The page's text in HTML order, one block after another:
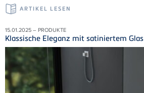
ARTIKEL LESEN
15.01.2025 – PRODUKTE
Klassische Eleganz mit satiniertem Glas